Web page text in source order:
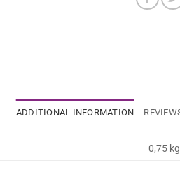
ADDITIONAL INFORMATION
0,75 kg